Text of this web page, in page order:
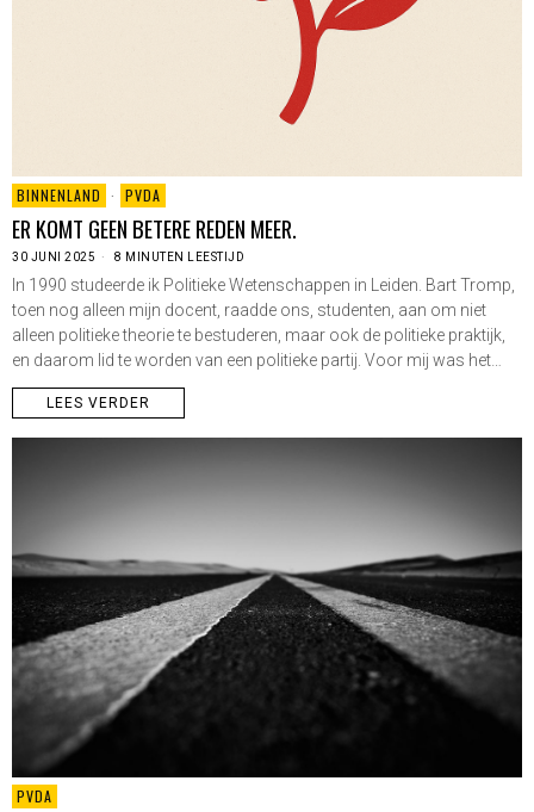
BINNENLAND · PVDA
ER KOMT GEEN BETERE REDEN MEER.
30 JUNI 2025 8 MINUTEN LEESTIJD
In 1990 studeerde ik Politieke Wetenschappen in Leiden. Bart Tromp,
toen nog alleen mijn docent, raadde ons, studenten, aan om niet
alleen politieke theorie te bestuderen, maar ook de politieke praktijk,
en daarom lid te worden van een politieke partij. Voor mij was het…
LEES VERDER
PVDA